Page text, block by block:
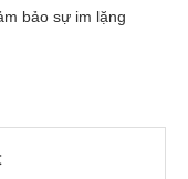
bảo sự im lặng